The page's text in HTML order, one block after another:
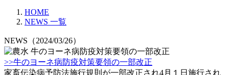
HOME
NEWS 一覧
NEWS（2024/03/26）
牛のヨーネ病防疫対策要領の一部改正
>>牛のヨーネ病防疫対策要領の一部改正
家畜伝染病予防法施行規則が一部改正され4月１日施行され